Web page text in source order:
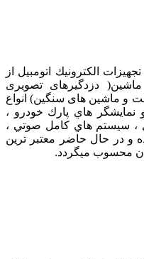
1391 در زمينه تجهيزات الكترونيك اتومبیل از
دزدگيرهای تصویری
و ماشین های سنگین) انواع
هاي پارك خودرو ،
، سيستم هاي كامل صوتي ،
و در حال حاضر معتبر ترين
محسوب ميگردد.